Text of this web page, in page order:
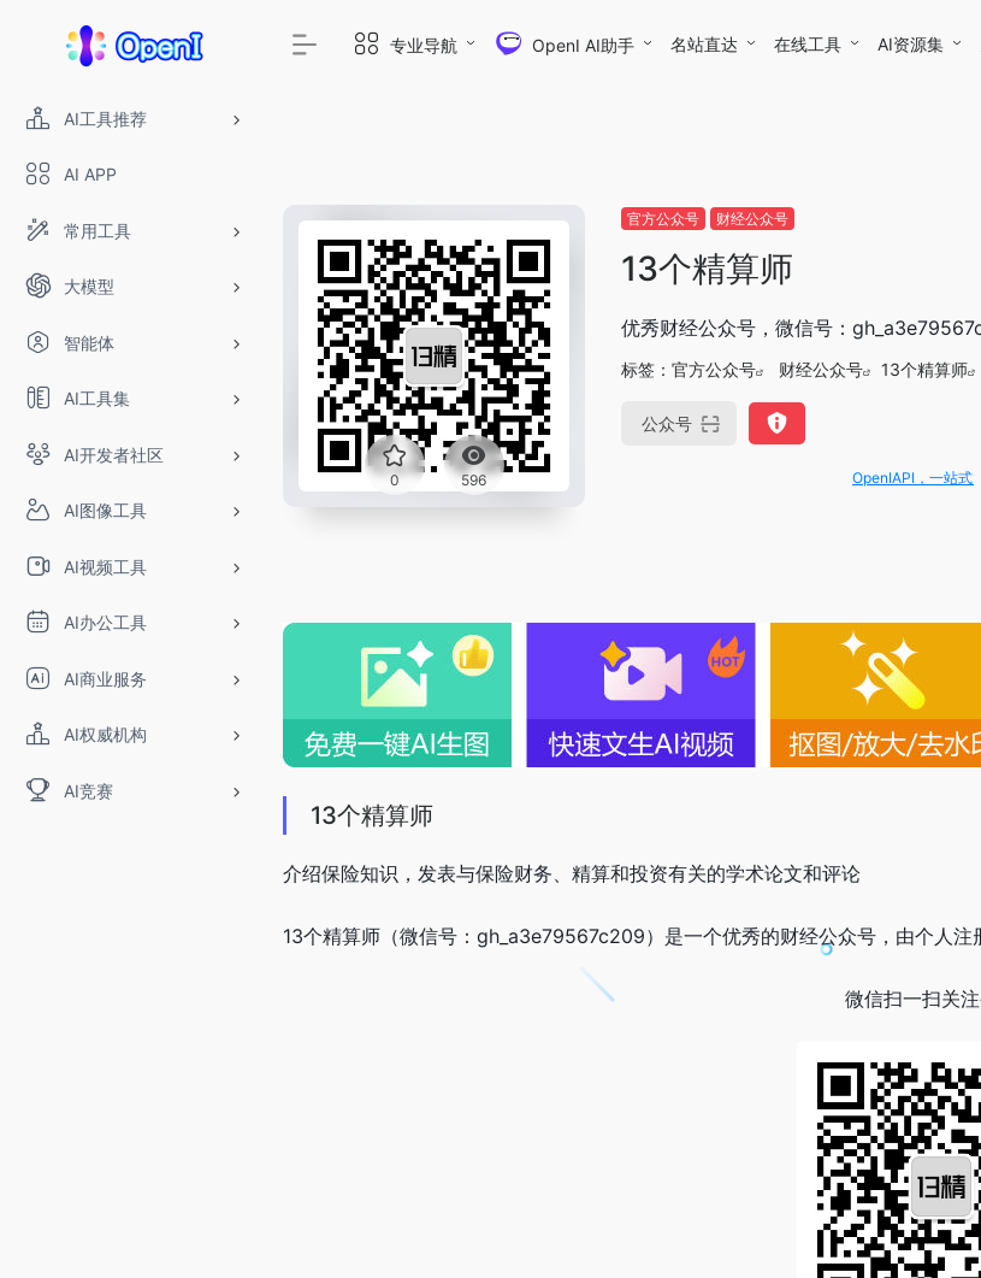
AI工具推荐
AI APP
常用工具
大模型
智能体
AI工具集
AI开发者社区
AI图像工具
AI视频工具
AI办公工具
AI商业服务
AI权威机构
AI竞赛
专业导航 OpenI AI助手 名站直达 在线工具 AI资源集
0 596
官方公众号 财经公众号
13个精算师
优秀财经公众号，微信号：
标签： 官方公众号 财经公众号 13个精算师
公众号
OpenIAPI，一站式大模型API
13个精算师
介绍保险知识，发表与保险财务、精算和投资有关的学术论文和评论
13个精算师（微信号：gh_a3e79567c209）是一个优秀的财经公众号，由个人
微信扫一扫关